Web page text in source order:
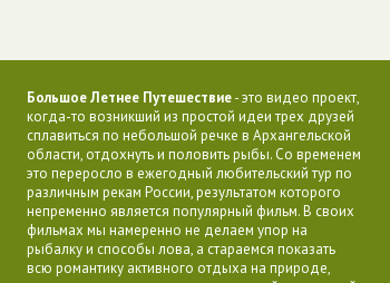
Большое Летнее Путешествие- это видео проект,
когда-то возникший из простой идеи трех друзей
сплавиться по небольшой речке в Архангельской
области, отдохнуть и половить рыбы. Со временем
это переросло в ежегодный любительский тур по
различным рекам России, результатом которого
непременно является популярный фильм. В своих
фильмах мы намеренно не делаем упор на
рыбалку и способы лова, а стараемся показать
всю романтику активного отдыха на природе,